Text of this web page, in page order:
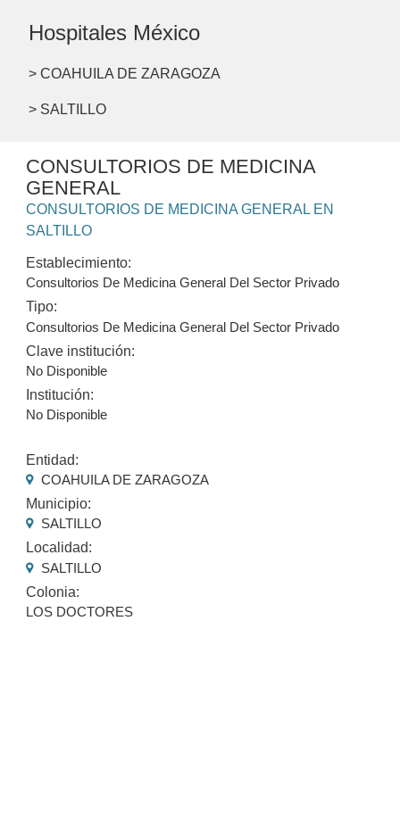
Hospitales México
> COAHUILA DE ZARAGOZA
> SALTILLO
CONSULTORIOS DE MEDICINA
GENERAL
CONSULTORIOS DE MEDICINA GENERAL EN
SALTILLO
Establecimiento:
Consultorios De Medicina General Del Sector Privado
Tipo:
Consultorios De Medicina General Del Sector Privado
Clave institución:
No Disponible
Institución:
No Disponible
Entidad:
COAHUILA DE ZARAGOZA
Municipio:
SALTILLO
Localidad:
SALTILLO
Colonia:
LOS DOCTORES